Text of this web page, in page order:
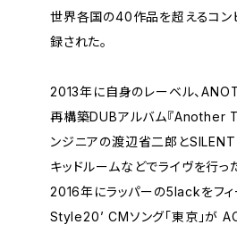
世界各国の40作品を超えるコン
録された。
2013年に自身のレーベル、
再構築DUBアルバム『Another
ンジニアの渡辺省二郎と
キッドルームなどでライヴを行っ
2016年にラッパーの5lackをフ
Style20’ CMソング「東京」が